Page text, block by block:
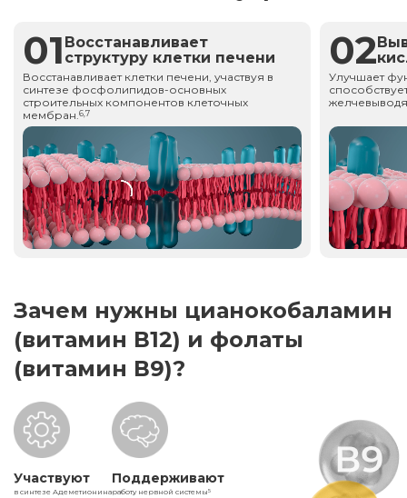
01 Восстанавливает
структуру клетки печени
Восстанавливает клетки печени, участвуя в
синтезе фосфолипидов-основных
строительных компонентов клеточных
мембран.6,7
02
Улучшает
Зачем нужны цианокобаламин
(витамин В12) и фолаты
(витамин В9)?
Участвуют
в синтезе Адеметионина
Поддерживают
работу нервной системы5